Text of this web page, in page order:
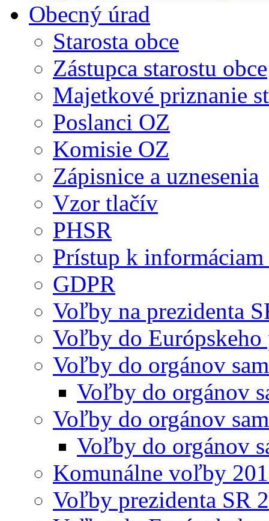
Obecný úrad
Starosta obce
Zástupca starostu obce
Majetkové priznanie
Poslanci OZ
Komisie OZ
Zápisnice a uznesenia
Vzor tlačív
PHSR
Prístup k
GDPR
Voľby na prezidenta
Voľby do Európskeho
Voľby do orgánov
Voľby do orgánov
Voľby do orgánov
Voľby do orgánov
Komunálne voľby
Voľby prezidenta SR